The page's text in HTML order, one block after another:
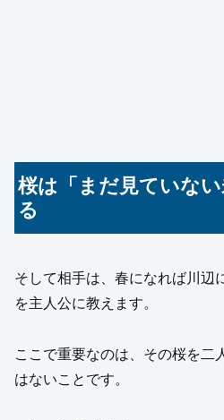
桜は「まだ見ていな
る
そして相手は、春になれば川辺
を主人公に教えます。
ここで重要なのは、その桜を二
はないことです。